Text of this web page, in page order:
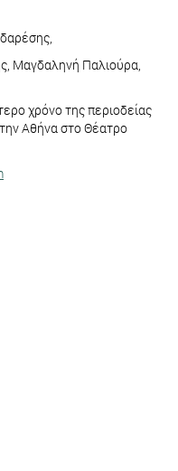
Μαγδαληνή Παλιούρα,
χρόνο της περιοδείας
Αθήνα στο Θέατρο